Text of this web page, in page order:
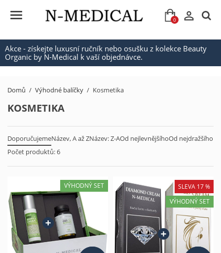
0 
Akce - získejte luxusní ručník nebo osušku z kolekce Beauty
Organic by N-Medical k vaší objednávce.
Domů Výhodné balíčky Kosmetika
KOSMETIKA
DoporučujemeNázev, A až ZNázev: Z-AOd nejlevnějšíhoOd nejdražšího
Počet produktů: 6
VÝHODNÝ SET
SLEVA 17 %
VÝHODNÝ SET